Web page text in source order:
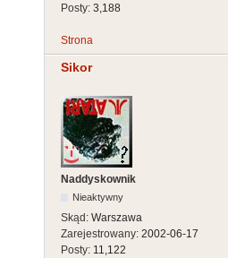
Posty: 3,188
Strona
Sikor
Naddyskownik
Nieaktywny
Skąd: Warszawa
Zarejestrowany: 2002-06-17
Posty: 11,122